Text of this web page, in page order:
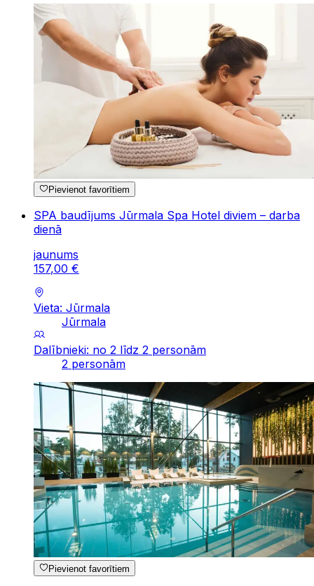
Pievienot favorītiem
SPA baudījums Jūrmala Spa Hotel diviem – darba
dienā
jaunums
157,00 €
Vieta: Jūrmala
Jūrmala
Dalībnieki: no 2 līdz 2 personām
2 personām
Pievienot favorītiem